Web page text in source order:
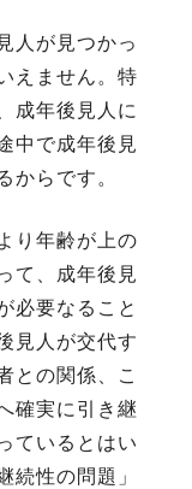
人が見つかっ
えません。特
成年後見人に
中で成年後見
からです。
り年齢が上の
て、成年後見
必要なること
見人が交代す
との関係、こ
確実に引き継
ているとはい
続性の問題」